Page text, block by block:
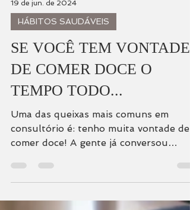
HÁBITOS SAUDÁVEIS
SE VOCÊ TEM VONTADE
DE COMER DOCE O
TEMPO TODO...
Uma das queixas mais comuns em